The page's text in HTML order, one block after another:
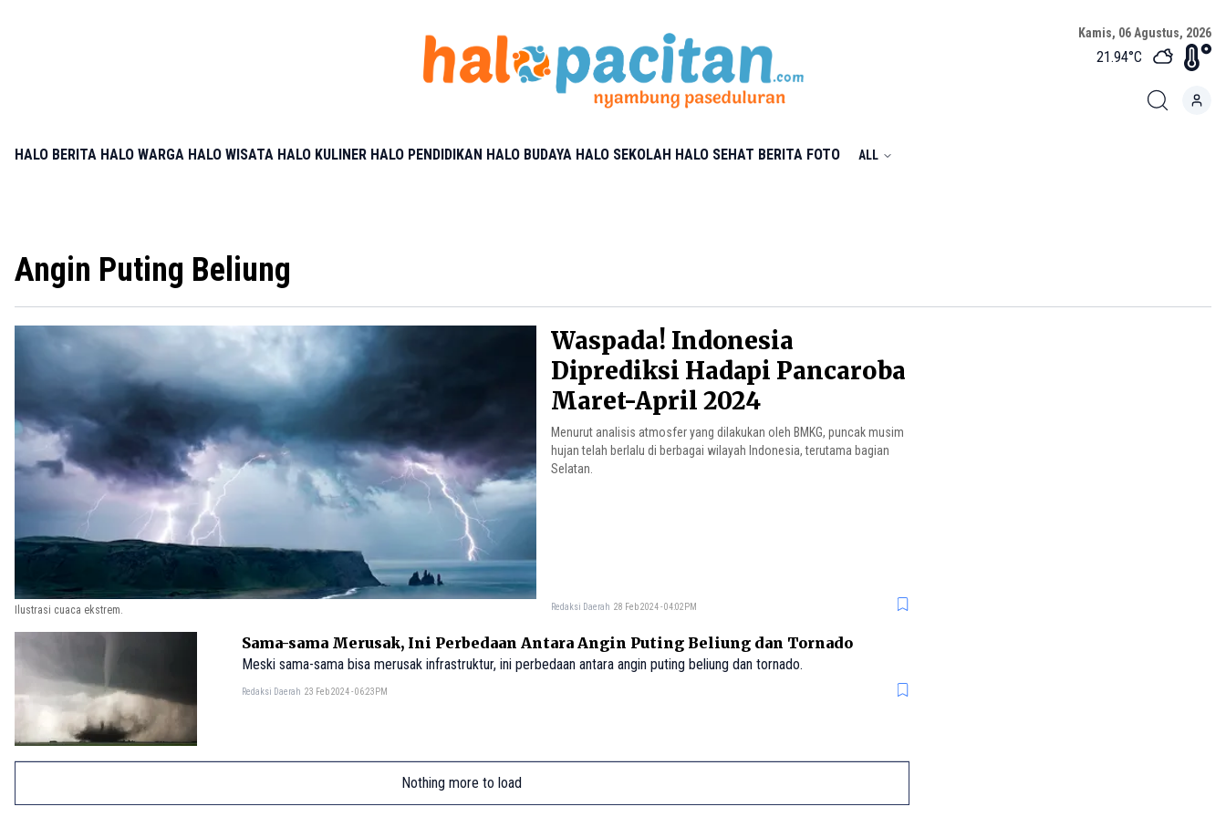
Kamis, 06 Agustus, 2026
21.94°C
HALO BERITA HALO WARGA HALO WISATA HALO KULINER HALO PENDIDIKAN HALO BUDAYA HALO SEKOLAH HALO SEHAT BERITA FOTO ALL
Angin Puting Beliung
Waspada! Indonesia
Diprediksi Hadapi Pancaroba
Maret-April 2024
Menurut analisis atmosfer yang dilakukan oleh BMKG, puncak musim
hujan telah berlalu di berbagai wilayah Indonesia, terutama bagian
Selatan.
Redaksi Daerah 28 Feb 2024 - 04:02PM
Ilustrasi cuaca ekstrem.
Sama-sama Merusak, Ini Perbedaan Antara Angin Puting Beliung dan Tornado
Meski sama-sama bisa merusak infrastruktur, ini perbedaan antara angin puting beliung dan tornado.
Redaksi Daerah 23 Feb 2024 - 06:23PM
Nothing more to load